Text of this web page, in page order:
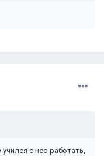
с нео работать,